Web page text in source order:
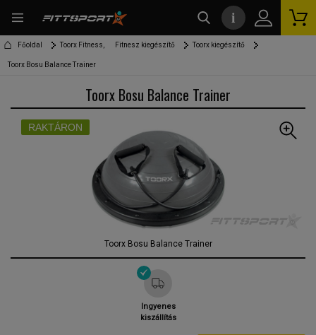
Főoldal Toorx Fitness, Fitnesz kiegészítő Toorx kiegészítő
Toorx Bosu Balance Trainer
Toorx Bosu Balance Trainer
RAKTÁRON
Toorx Bosu Balance Trainer
Ingyenes
kiszállítás
i
kereső